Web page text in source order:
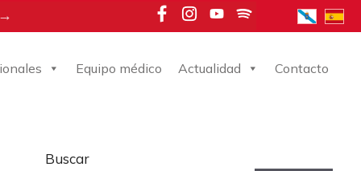
Equipo médico Actualidad Contacto
Buscar